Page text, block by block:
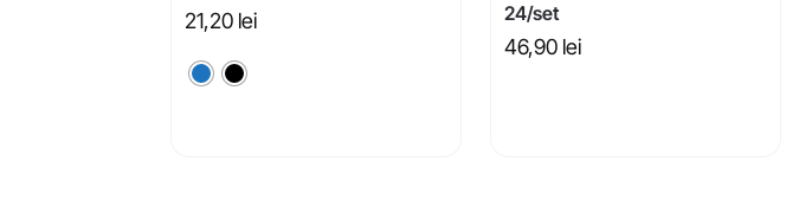
21,20 lei
24/set
46,90 lei